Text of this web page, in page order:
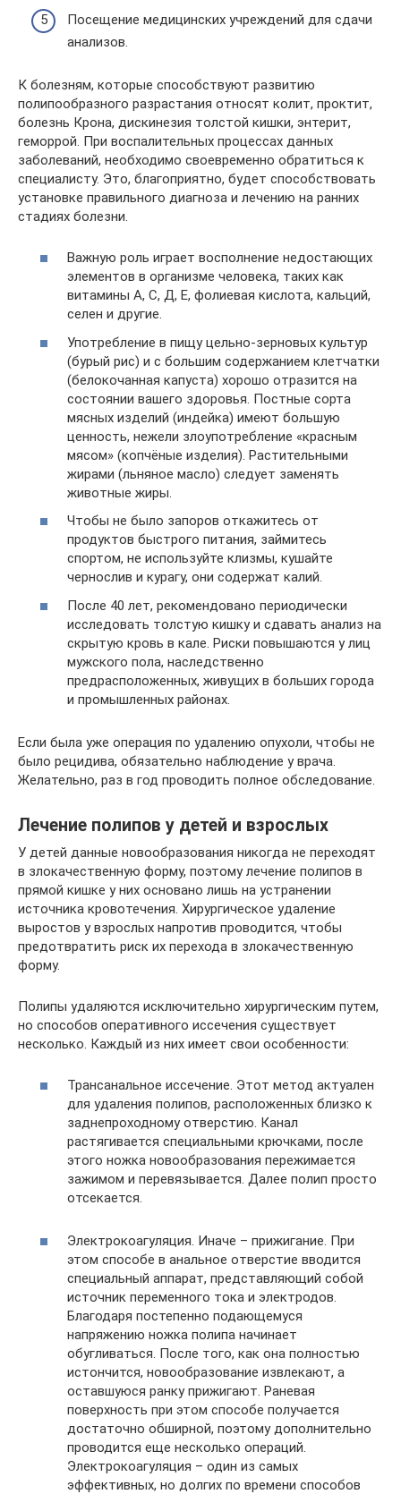
Посещение медицинских учреждений для сдачи
анализов.
К болезням, которые способствуют развитию
полипообразного разрастания относят колит, проктит,
болезнь Крона, дискинезия толстой кишки, энтерит,
геморрой. При воспалительных процессах данных
заболеваний, необходимо своевременно обратиться к
специалисту. Это, благоприятно, будет способствовать
установке правильного диагноза и лечению на ранних
стадиях болезни.
Важную роль играет восполнение недостающих
элементов в организме человека, таких как
витамины А, С, Д, Е, фолиевая кислота, кальций,
селен и другие.
Употребление в пищу цельно-зерновых культур
(бурый рис) и с большим содержанием клетчатки
(белокочанная капуста) хорошо отразится на
состоянии вашего здоровья. Постные сорта
мясных изделий (индейка) имеют большую
ценность, нежели злоупотребление «красным
мясом» (копчёные изделия). Растительными
жирами (льняное масло) следует заменять
животные жиры.
Чтобы не было запоров откажитесь от
продуктов быстрого питания, займитесь
спортом, не используйте клизмы, кушайте
чернослив и курагу, они содержат калий.
После 40 лет, рекомендовано периодически
исследовать толстую кишку и сдавать анализ на
скрытую кровь в кале. Риски повышаются у лиц
мужского пола, наследственно
предрасположенных, живущих в больших города
и промышленных районах.
Если была уже операция по удалению опухоли, чтобы не
было рецидива, обязательно наблюдение у врача.
Желательно, раз в год проводить полное обследование.
Лечение полипов у детей и взрослых
У детей данные новообразования никогда не переходят
в злокачественную форму, поэтому лечение полипов в
прямой кишке у них основано лишь на устранении
источника кровотечения. Хирургическое удаление
выростов у взрослых напротив проводится, чтобы
предотвратить риск их перехода в злокачественную
форму.
Полипы удаляются исключительно хирургическим путем,
но способов оперативного иссечения существует
несколько. Каждый из них имеет свои особенности:
Трансанальное иссечение. Этот метод актуален
для удаления полипов, расположенных близко к
заднепроходному отверстию. Канал
растягивается специальными крючками, после
этого ножка новообразования пережимается
зажимом и перевязывается. Далее полип просто
отсекается.
Электрокоагуляция. Иначе – прижигание. При
этом способе в анальное отверстие вводится
специальный аппарат, представляющий собой
источник переменного тока и электродов.
Благодаря постепенно подающемуся
напряжению ножка полипа начинает
обугливаться. После того, как она полностью
истончится, новообразование извлекают, а
оставшуюся ранку прижигают. Раневая
поверхность при этом способе получается
достаточно обширной, поэтому дополнительно
проводится еще несколько операций.
Электрокоагуляция – один из самых
эффективных, но долгих по времени способов